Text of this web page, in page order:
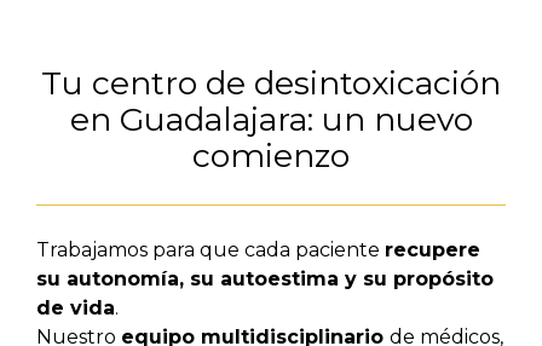
Tu centro de desintoxicación
en Guadalajara: un nuevo
comienzo
Trabajamos para que cada paciente recupere
su autonomía, su autoestima y su propósito
de vida.
Nuestro equipo multidisciplinario de médicos,